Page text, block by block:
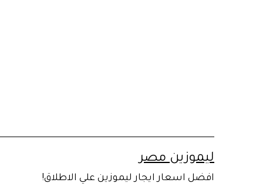
ليموزين مصر
افضل اسعار ايجار ليموزين علي الاطلاق!